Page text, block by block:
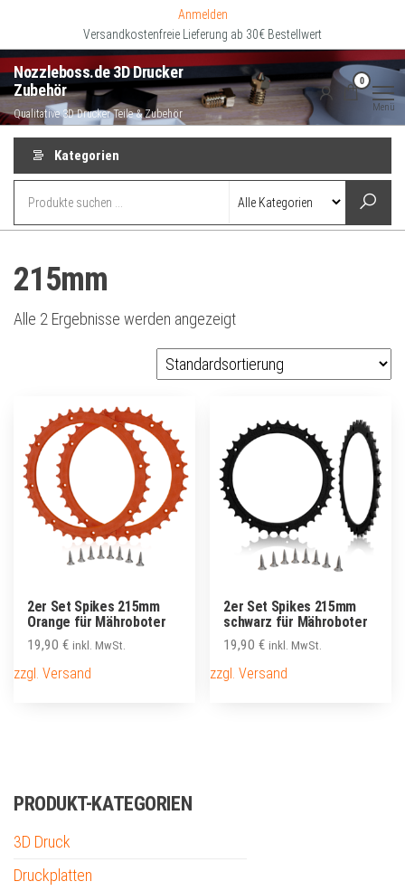
springen
Anmelden
Versandkostenfreie Lieferung ab 30€ Bestellwert
Nozzleboss.de 3D Drucker
Zubehör
Qualitative 3D Drucker Teile & Zubehör
0
Menü
Kategorien
215mm
Alle 2 Ergebnisse werden angezeigt
2er Set Spikes 215mm
Orange für Mähroboter
19,90 € inkl. MwSt.
zzgl. Versand
2er Set Spikes 215mm
schwarz für Mähroboter
19,90€ inkl. MwSt.
zzgl. Versand
PRODUKT-KATEGORIEN
3D Druck
Druckplatten